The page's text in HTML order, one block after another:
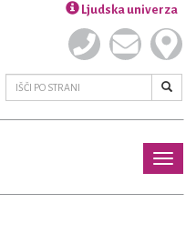
Ljudska univerza